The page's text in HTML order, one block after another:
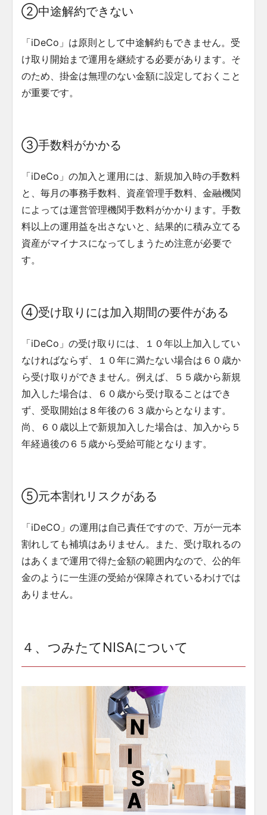
②中途解約できない
「iDeCo」は原則として中途解約もできません。受
け取り開始まで運用を継続する必要があります。そ
のため、掛金は無理のない金額に設定しておくこと
が重要です。
③手数料がかかる
「iDeCo」の加入と運用には、新規加入時の手数料
と、毎月の事務手数料、資産管理手数料、金融機関
によっては運営管理機関手数料がかかります。手数
料以上の運用益を出さないと、結果的に積み立てる
資産がマイナスになってしまうため注意が必要で
す。
④受け取りには加入期間の要件がある
「iDeCo」の受け取りには、１０年以上加入してい
なければならず、１０年に満たない場合は６０歳か
ら受け取りができません。例えば、５５歳から新規
加入した場合は、６０歳から受け取ることはでき
ず、受取開始は８年後の６３歳からとなります。
尚、６０歳以上で新規加入した場合は、加入から５
年経過後の６５歳から受給可能となります。
⑤元本割れリスクがある
「iDeCO」の運用は自己責任ですので、万が一元本
割れしても補填はありません。また、受け取れるの
はあくまで運用で得た金額の範囲内なので、公的年
金のように一生涯の受給が保障されているわけでは
ありません。
４、つみたてNISAについて